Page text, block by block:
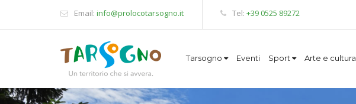
Email: info@prolocotarsogno.it Tel: +39 0525 89272
Tarsogno Eventi Sport Arte e cultura